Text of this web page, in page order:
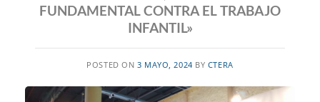
FUNDAMENTAL CONTRA EL TRABAJO
INFANTIL»
POSTED ON 3 MAYO, 2024 BY CTERA